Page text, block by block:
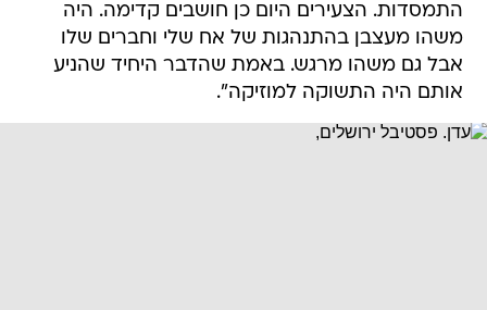
התמסדות. הצעירים היום כן חושבים קדימה. היה
משהו מעצבן בהתנהגות של אח שלי וחברים שלו
אבל גם משהו מרגש. באמת שהדבר היחיד שהניע
אותם היה התשוקה למוזיקה".